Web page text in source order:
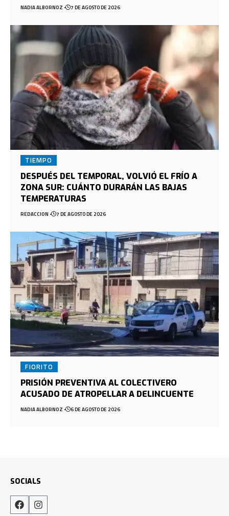
NADIA ALBORNOZ 7 DE AGOSTO DE 2026
TIEMPO
DESPUÉS DEL TEMPORAL, VOLVIÓ EL FRÍO A
ZONA SUR: CUÁNTO DURARÁN LAS BAJAS
TEMPERATURAS
REDACCION 7 DE AGOSTO DE 2026
FIORITO
PRISIÓN PREVENTIVA AL COLECTIVERO
ACUSADO DE ATROPELLAR A DELINCUENTE
NADIA ALBORNOZ 6 DE AGOSTO DE 2026
SOCIALS